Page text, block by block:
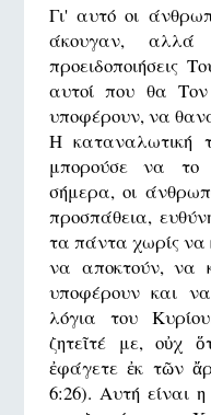
Γι' αυτό οι
άκουγαν, αλλά
προειδοποιήσεις
αυτοί που θα
υποφέρουν, να
Η καταναλωτική
μπορούσε να το
σήμερα, οι
προσπάθεια,
τα πάντα χωρίς να
να αποκτούν, να
υποφέρουν και
λόγια του
ζητεῖτέ με, οὐχ
ἐφάγετε ἐκ τῶν
6:26). Αυτή είναι